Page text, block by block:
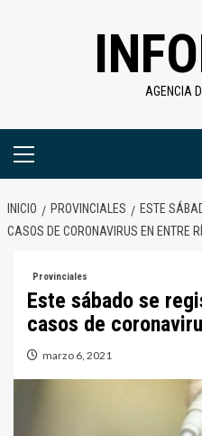
AGENCIA
Menú
INICIO PROVINCIALES
ESTE
CASOS DE CORONAVIRUS EN ENTRE
Provinciales
Este sábado se
casos de
marzo 6, 2021